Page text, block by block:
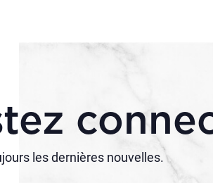
les dernières nouvelles.